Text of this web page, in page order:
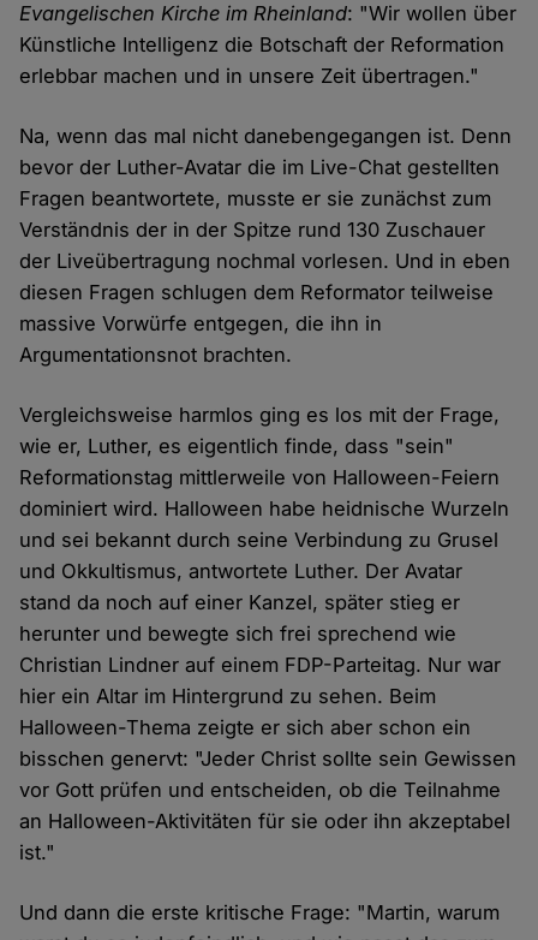
Evangelischen Kirche im Rheinland: "Wir wollen über
Künstliche Intelligenz die Botschaft der Reformation
erlebbar machen und in unsere Zeit übertragen."
Na, wenn das mal nicht danebengegangen ist. Denn
bevor der Luther-Avatar die im Live-Chat gestellten
Fragen beantwortete, musste er sie zunächst zum
Verständnis der in der Spitze rund 130 Zuschauer
der Liveübertragung nochmal vorlesen. Und in eben
diesen Fragen schlugen dem Reformator teilweise
massive Vorwürfe entgegen, die ihn in
Argumentationsnot brachten.
Vergleichsweise harmlos ging es los mit der Frage,
wie er, Luther, es eigentlich finde, dass "sein"
Reformationstag mittlerweile von Halloween-Feiern
dominiert wird. Halloween habe heidnische Wurzeln
und sei bekannt durch seine Verbindung zu Grusel
und Okkultismus, antwortete Luther. Der Avatar
stand da noch auf einer Kanzel, später stieg er
herunter und bewegte sich frei sprechend wie
Christian Lindner auf einem FDP-Parteitag. Nur war
hier ein Altar im Hintergrund zu sehen. Beim
Halloween-Thema zeigte er sich aber schon ein
bisschen genervt: "Jeder Christ sollte sein Gewissen
vor Gott prüfen und entscheiden, ob die Teilnahme
an Halloween-Aktivitäten für sie oder ihn akzeptabel
ist."
Und dann die erste kritische Frage: "Martin, warum